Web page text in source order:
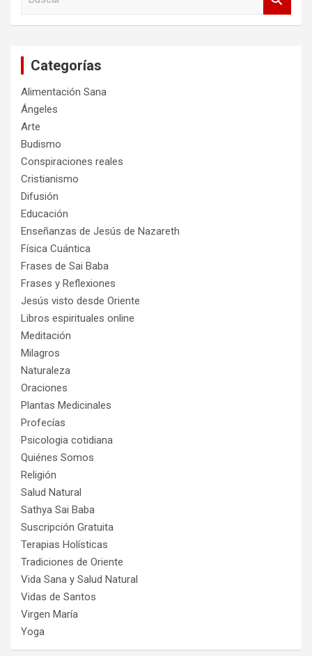
Categorías
Alimentación Sana
Ángeles
Arte
Budismo
Conspiraciones reales
Cristianismo
Difusión
Educación
Enseñanzas de Jesús de Nazareth
Física Cuántica
Frases de Sai Baba
Frases y Reflexiones
Jesús visto desde Oriente
Libros espirituales online
Meditación
Milagros
Naturaleza
Oraciones
Plantas Medicinales
Profecías
Psicologia cotidiana
Quiénes Somos
Religión
Salud Natural
Sathya Sai Baba
Suscripción Gratuita
Terapias Holísticas
Tradiciones de Oriente
Vida Sana y Salud Natural
Vidas de Santos
Virgen María
Yoga